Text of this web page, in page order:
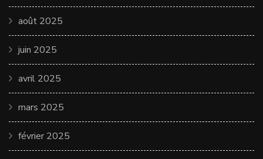
août 2025
juin 2025
avril 2025
mars 2025
février 2025